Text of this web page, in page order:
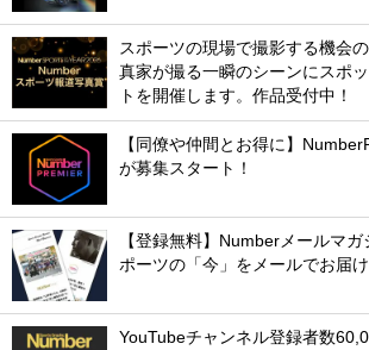
スポーツの現場で撮影する機会
真家が撮る一瞬のシーンにスポ
トを開催します。作品受付中！
【同僚や仲間とお得に】
が募集スタート！
【登録無料】Numberメールマ
ポーツの「今」をメールでお届け
YouTubeチャンネル登録者数